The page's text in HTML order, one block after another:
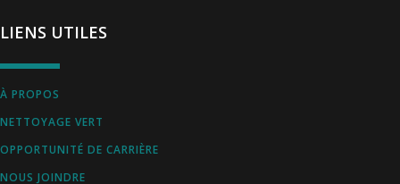
LIENS UTILES
À PROPOS
NETTOYAGE VERT
OPPORTUNITÉ DE CARRIÈRE
NOUS JOINDRE